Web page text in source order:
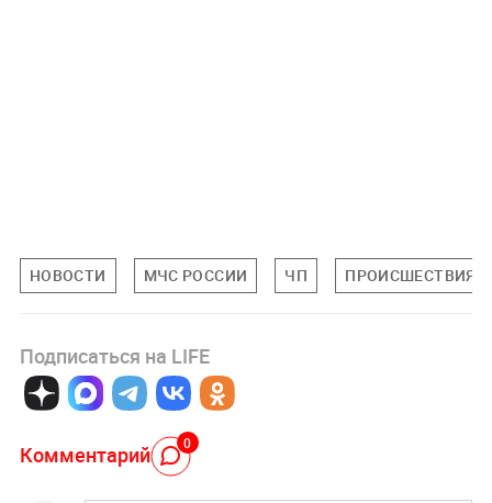
НОВОСТИ МЧС РОССИИ ЧП ПРОИСШЕСТВИЯ
Подписаться на LIFE
Комментарий 0